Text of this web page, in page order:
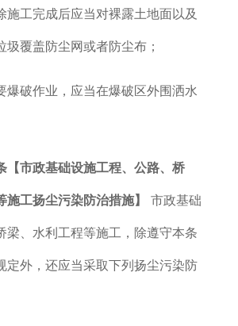
施工完成后应当对裸露土地面以及
圾覆盖防尘网或者防尘布；
爆破作业，应当在爆破区外围洒水
【市政基础设施工程、公路、桥
施工扬尘污染防治措施】 市政基础
梁、水利工程等施工，除遵守本条
定外，还应当采取下列扬尘污染防